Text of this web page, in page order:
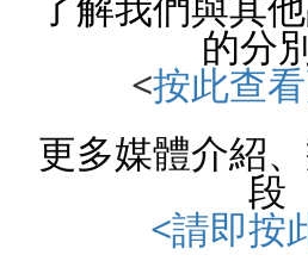
的分
<按此查
更多媒體介紹
段
<請即按